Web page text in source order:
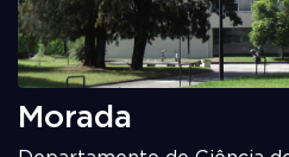
Morada